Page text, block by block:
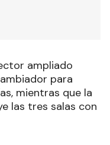
ampliado
para
mientras que la
las tres salas con